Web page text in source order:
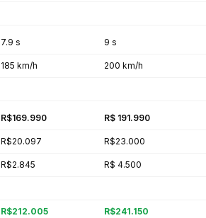
7.9 s 9 s
185 km/h 200 km/h
R$169.990 R$ 191.990
R$20.097 R$23.000
R$2.845 R$ 4.500
R$212.005 R$241.150